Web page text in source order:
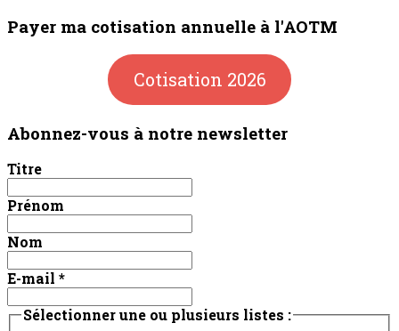
Payer ma cotisation annuelle à l'AOTM
Cotisation 2026
Abonnez-vous à notre newsletter
Titre
Prénom
Nom
E-mail *
Sélectionner une ou plusieurs listes :